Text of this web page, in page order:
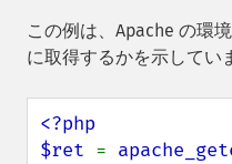
この例は、Apache の環
に取得するかを示してい
<?php
$ret =